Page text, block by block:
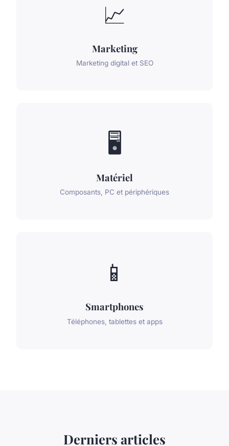
📈
Marketing
Marketing digital et SEO
🖥️
Matériel
Composants, PC et périphériques
📱
Smartphones
Téléphones, tablettes et apps
Derniers articles